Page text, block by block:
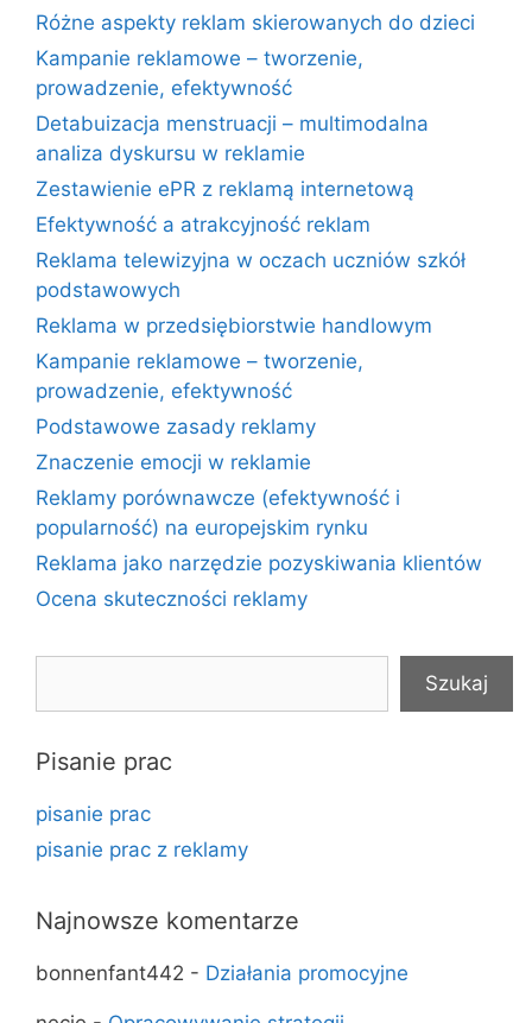
Różne aspekty reklam skierowanych do dzieci
Kampanie reklamowe – tworzenie,
prowadzenie, efektywność
Detabuizacja menstruacji – multimodalna
analiza dyskursu w reklamie
Zestawienie ePR z reklamą internetową
Efektywność a atrakcyjność reklam
Reklama telewizyjna w oczach uczniów szkół
podstawowych
Reklama w przedsiębiorstwie handlowym
Kampanie reklamowe – tworzenie,
prowadzenie, efektywność
Podstawowe zasady reklamy
Znaczenie emocji w reklamie
Reklamy porównawcze (efektywność i
popularność) na europejskim rynku
Reklama jako narzędzie pozyskiwania klientów
Ocena skuteczności reklamy
Szukaj
Pisanie prac
pisanie prac
pisanie prac z reklamy
Najnowsze komentarze
bonnenfant442 - Działania promocyjne